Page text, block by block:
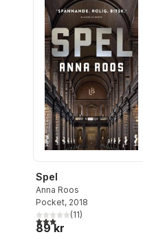
Spel
Anna Roos
Pocket, 2018
3,0utav 5 stjärnor. Totalt
(11)
89 kr